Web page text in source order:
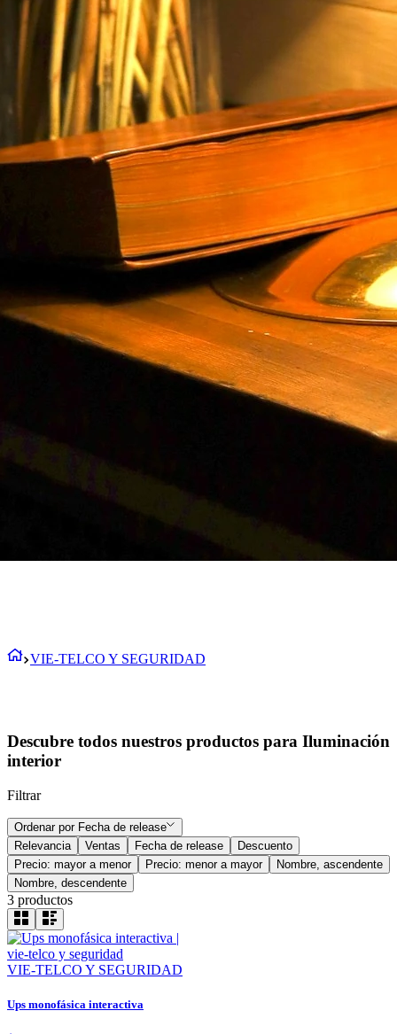
VIE-TELCO Y SEGURIDAD
Descubre todos nuestros productos para Iluminación
interior
Filtrar
Ordenar por Fecha de release
Relevancia
Ventas Fecha de release
Descuento
Precio: mayor a menor
Precio: menor a mayor
Nombre, ascendente
Nombre, descendente
3 productos
VIE-TELCO Y SEGURIDAD
Ups monofásica interactiva